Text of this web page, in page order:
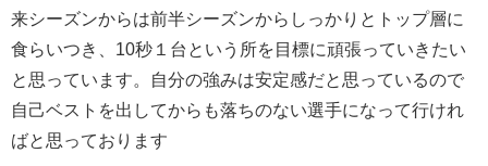
来シーズンからは前半シーズンからしっかりとトップ層に
食らいつき、10秒１台という所を目標に頑張っていきたい
と思っています。自分の強みは安定感だと思っているので
自己ベストを出してからも落ちのない選手になって行けれ
ばと思っております